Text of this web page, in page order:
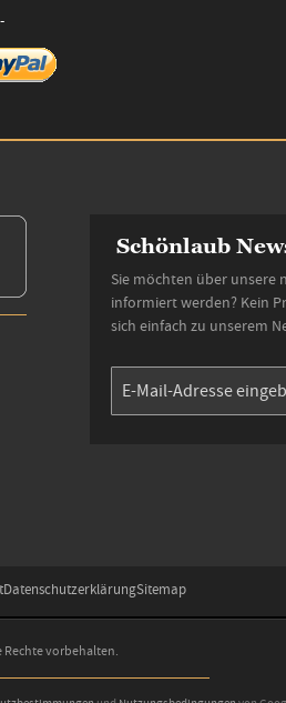
Schönlaub
Sie möchten über unsere
informiert werden? Kein
sich einfach zu unserem
DatenschutzerklärungSitemap
vorbehalten.